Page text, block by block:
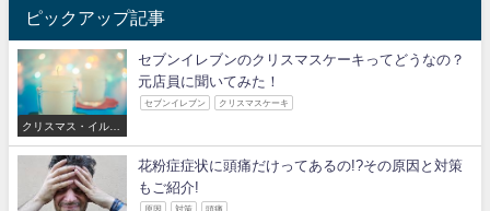
ピックアップ記事
クリスマス・イルミ
セブンイレブンのクリスマスケーキってどうなの？
元店員に聞いてみた！
セブンイレブン クリスマスケーキ
花粉症症状に頭痛だけってあるの!?その原因と対策
もご紹介!
原因 対策 頭痛